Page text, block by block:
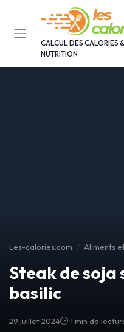
CALCUL DES CALORIES
NUTRITION
Les-calories.com Aliments
Steak de
basilic
29 juillet 2024 1 min de
Panneau de gestion des